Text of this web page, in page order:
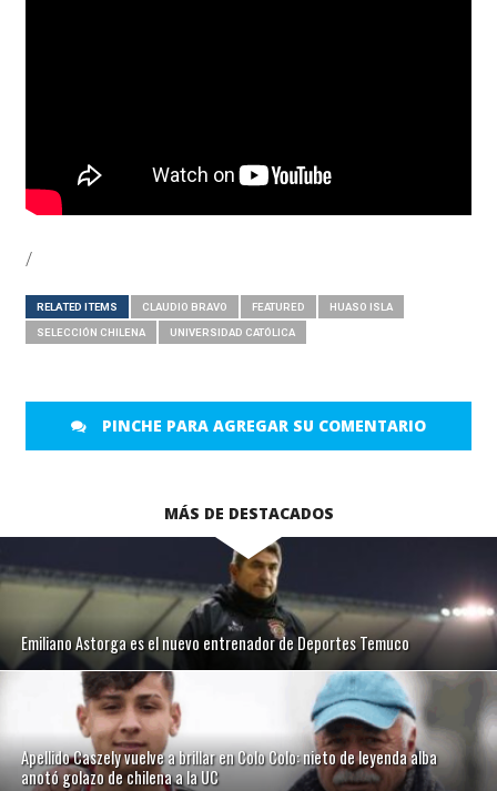
/
RELATED ITEMS CLAUDIO BRAVO FEATURED HUASO ISLA
SELECCIÓN CHILENA UNIVERSIDAD CATÓLICA
PINCHE PARA AGREGAR SU COMENTARIO
MÁS DE DESTACADOS
Emiliano Astorga es el nuevo entrenador de Deportes Temuco
Apellido Caszely vuelve a brillar en Colo Colo: nieto de leyenda alba
anotó golazo de chilena a la UC